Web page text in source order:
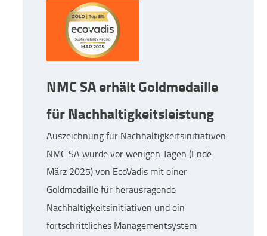
NMC SA erhält Goldmedaille
für Nachhaltigkeitsleistung
Auszeichnung für Nachhaltigkeitsinitiativen
NMC SA wurde vor wenigen Tagen (Ende
März 2025) von EcoVadis mit einer
Goldmedaille für herausragende
Nachhaltigkeitsinitiativen und ein
fortschrittliches Managementsystem